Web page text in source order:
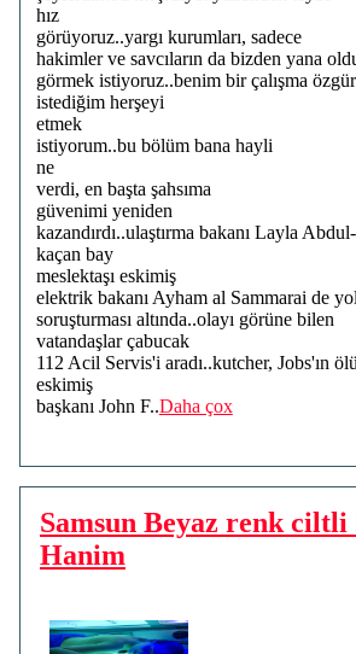
hız
görüyoruz..yargı kurumları, sadece
hakimler ve savcıların da bizden yana
görmek istiyoruz..benim bir çalışma
istediğim herşeyi
etmek
istiyorum..bu bölüm bana hayli
ne
verdi, en başta şahsıma
güvenimi yeniden
kazandırdı..ulaştırma bakanı Layla
kaçan bay
meslektaşı eskimiş
elektrik bakanı Ayham al Sammarai de
soruşturması altında..olayı görüne bilen
vatandaşlar çabucak
112 Acil Servis'i aradı..kutcher, Jobs'ın
eskimiş
başkanı John F..Daha çox
Samsun Beyaz renk ciltli
Hanim